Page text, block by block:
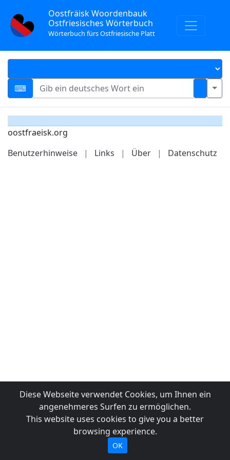
Oostfräisk Woordenbauk
Ostfriesisches Wörterbuch
Wörterbuch fürs Ostfriesische Platt
oostfraeisk.org
Benutzerhinweise
| Links | Über | Datenschutz
Diese Webseite verwendet Cookies, um Ihnen ein
angenehmeres Surfen zu ermöglichen.
This website uses cookies to give you a better
browsing experience.
OK